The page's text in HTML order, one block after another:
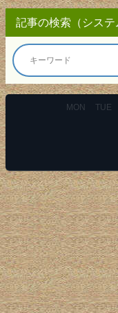
記事の検索（システ
MON TUE